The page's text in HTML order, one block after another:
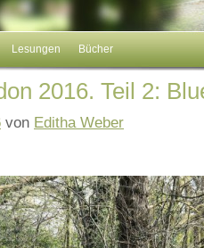
Lesungen Bücher
2016. Teil 2:
von Editha Weber